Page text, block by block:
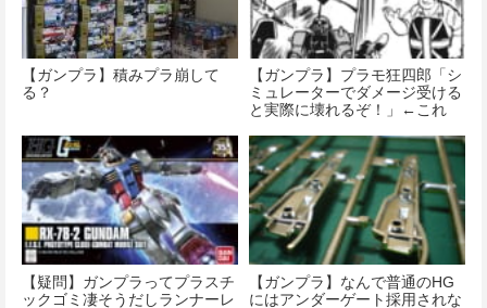
【ガンプラ】積みプラ崩して
る？
【ガンプラ】プラモ狂四郎「シ
ミュレーターでダメージ受ける
と実際に壊れるぞ！」←これ
【疑問】ガンプラってプラスチ
ックゴミ凄そうだしランナーレ
【ガンプラ】なんで普通のHG
にはアンダーゲート採用されな